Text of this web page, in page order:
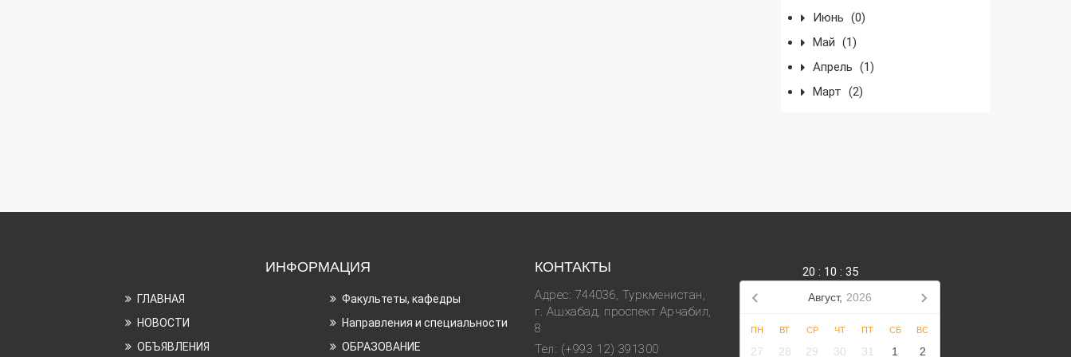
Июнь (0)
Май (1)
Апрель (1)
Март (2)
ИНФОРМАЦИЯ
ГЛАВНАЯ
НОВОСТИ
ОБЪЯВЛЕНИЯ
Факультеты, кафедры
Направления и специальности
ОБРАЗОВАНИЕ
КОНТАКТЫ
Адрес: 744036, Туркменистан,
г. Ашхабад, проспект Арчабил,
8
Тел: (+993 12) 391300
20 : 10 : 35
Август, 2026
ПН ВТ СР ЧТ ПТ СБ ВС
27 28 29 30 31 1 2